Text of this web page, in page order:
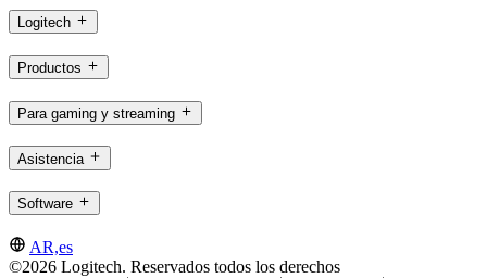
Logitech
Productos
Para gaming y streaming
Asistencia
Software
AR,es
©2026 Logitech. Reservados todos los derechos